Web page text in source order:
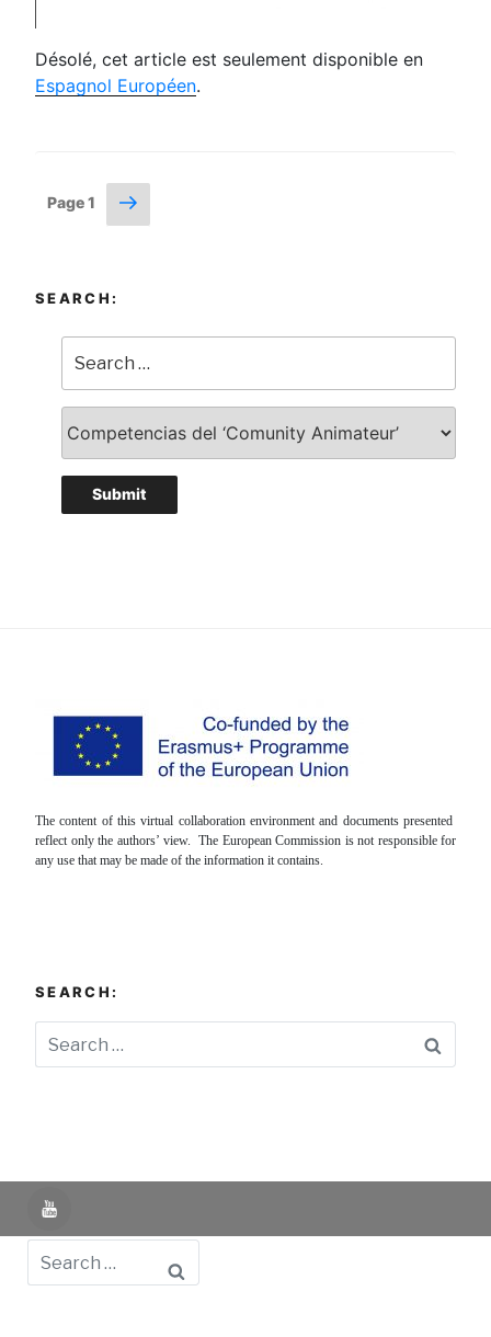
Désolé, cet article est seulement disponible en
Espagnol Européen.
Posts
Page1
Next
page
SEARCH:
The content of this virtual collaboration environment and documents presented
reflect only the authors’ view. The European Commission is not responsible for
any use that may be made of the information it contains.
SEARCH:
YouTube